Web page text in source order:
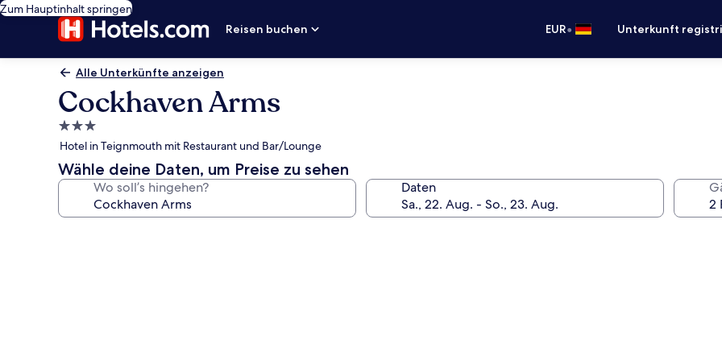
Zum Hauptinhalt springen
Reisen buchen
EUR• Unterkunft
Alle Unterkünfte anzeigen
Cockhaven Arms
3.0-
Sterne-
Unterkunft
Hotel in Teignmouth mit Restaurant und Bar/Lounge
Wähle deine Daten, um Preise zu sehen
Wo soll’s hingehen? Daten